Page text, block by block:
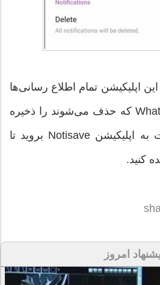
این اپلیکیشن تمام اطلاع رسانی‌ها
از جمله پیام‌های WhatsApp که حذف می‌شوند را ذخيره
می‌کند. تنها کافی است به اپلیکیشن Notisave بروید تا
امروز